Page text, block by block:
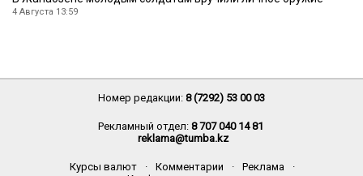
4 Августа 13:59
Номер редакции: 8 (7292) 53 00 03
Рекламный отдел: 8 707 040 14 81
reklama@tumba.kz
Курсы валют · Комментарии · Реклама
·